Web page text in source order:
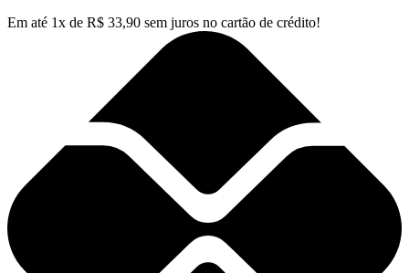
Em até 1x de R$ 33,90 sem juros no cartão de crédito!